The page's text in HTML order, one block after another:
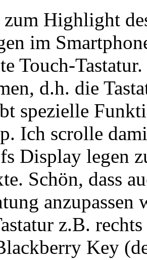
zum Highlight
im
Touch-
d.h. die
spezielle
Ich scrolle
Display legen
Schön, dass
anzupassen
z.B.
Key